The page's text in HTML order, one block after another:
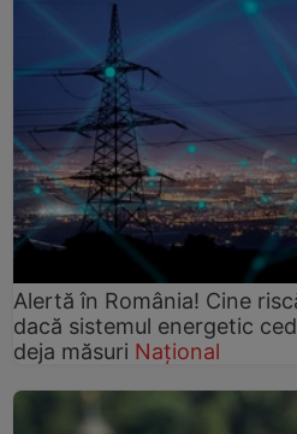
Alertă în România! Cine
dacă sistemul energetic
deja măsuri Național